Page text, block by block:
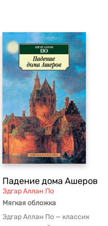
Падение дома Ашеров
Эдгар Аллан По
Мягкая обложка
Эдгар Аллан По — классик